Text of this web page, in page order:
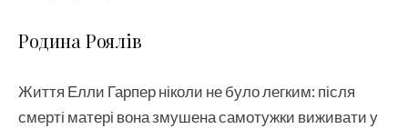
Родина Роялів
Життя Елли Гарпер ніколи не було легким: після
смерті матері вона змушена самотужки виживати у